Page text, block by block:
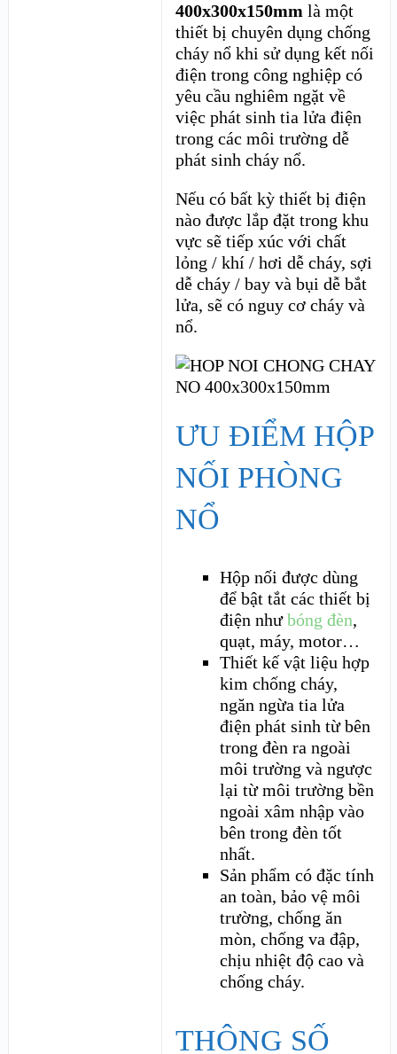
400x300x150mmlà một
thiết bị chuyên dụng chống
cháy nổ khi sử dụng kết nối
điện trong công nghiệp có
yêu cầu nghiêm ngặt về
việc phát sinh tia lửa điện
trong các môi trường dễ
phát sinh cháy nổ.
Nếu có bất kỳ thiết bị điện
nào được lắp đặt trong khu
vực sẽ tiếp xúc với chất
lỏng / khí / hơi dễ cháy, sợi
dễ cháy / bay và bụi dễ bắt
lửa, sẽ có nguy cơ cháy và
nổ.
ƯU ĐIỂM HỘP
NỐI PHÒNG
NỔ
Hộp nối được dùng
để bật tắt các thiết bị
điện nhưbóng đèn,
quạt, máy, motor…
Thiết kế vật liệu hợp
kim chống cháy,
ngăn ngừa tia lửa
điện phát sinh từ bên
trong đèn ra ngoài
môi trường và ngược
lại từ môi trường bền
ngoài xâm nhập vào
bên trong đèn tốt
nhất.
Sản phẩm có đặc tính
an toàn, bảo vệ môi
trường, chống ăn
mòn, chống va đập,
chịu nhiệt độ cao và
chống cháy.
THÔNG SỐ